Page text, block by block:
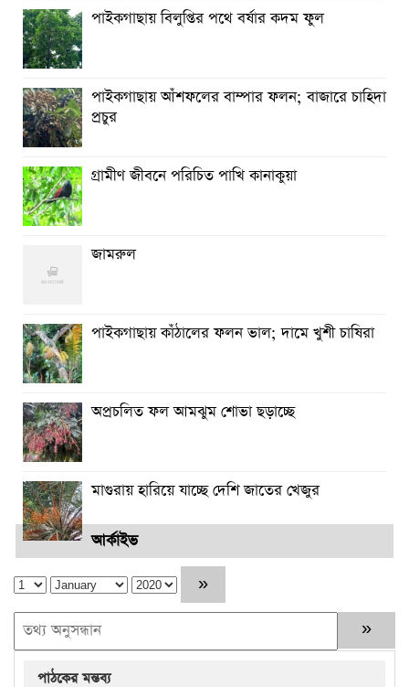
পাইকগাছায় বিলুপ্তির পথে বর্ষার কদম ফুল
পাইকগাছায় আঁশফলের বাম্পার ফলন; বাজারে চাহিদা
প্রচুর
গ্রামীণ জীবনে পরিচিত পাখি কানাকুয়া
জামরুল
পাইকগাছায় কাঁঠালের ফলন ভাল; দামে খুশী চাষিরা
অপ্রচলিত ফল আমঝুম শোভা ছড়াচ্ছে
মাগুরায় হারিয়ে যাচ্ছে দেশি জাতের খেজুর
আর্কাইভ
পাঠকের মন্তব্য